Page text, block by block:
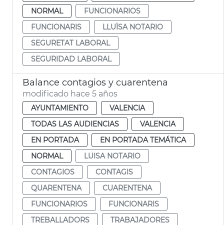
NORMAL
FUNCIONARIOS
FUNCIONARIS
LLUÏSA NOTARIO
SEGURETAT LABORAL
SEGURIDAD LABORAL
Balance contagios y cuarentena
modificado hace 5 años
AYUNTAMIENTO
VALENCIA
TODAS LAS AUDIENCIAS
VALENCIA
EN PORTADA
EN PORTADA TEMÁTICA
NORMAL
LUISA NOTARIO
CONTAGIOS
CONTAGIS
QUARENTENA
CUARENTENA
FUNCIONARIOS
FUNCIONARIS
TREBALLADORS
TRABAJADORES